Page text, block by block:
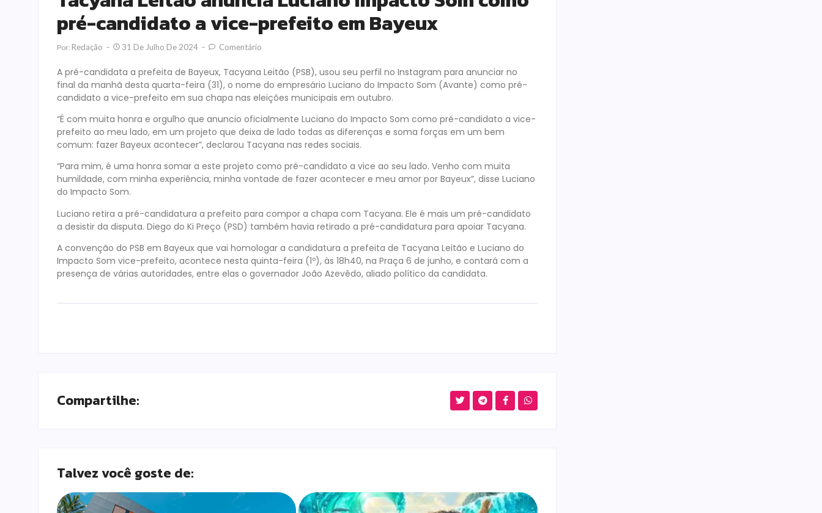
pré-candidato a vice-prefeito em Bayeux
Por: Redação 31 De Julho De 2024 Comentário
A pré-candidata a prefeita de Bayeux, Tacyana Leitão (PSB), usou seu perfil no Instagram para anunciar no
final da manhã desta quarta-feira (31), o nome do empresário Luciano do Impacto Som (Avante) como pré-
candidato a vice-prefeito em sua chapa nas eleições municipais em outubro.
“É com muita honra e orgulho que anuncio oficialmente Luciano do Impacto Som como pré-candidato a vice-
prefeito ao meu lado, em um projeto que deixa de lado todas as diferenças e soma forças em um bem
comum: fazer Bayeux acontecer”, declarou Tacyana nas redes sociais.
“Para mim, é uma honra somar a este projeto como pré-candidato a vice ao seu lado. Venho com muita
humildade, com minha experiência, minha vontade de fazer acontecer e meu amor por Bayeux”, disse Luciano
do Impacto Som.
Luciano retira a pré-candidatura a prefeito para compor a chapa com Tacyana. Ele é mais um pré-candidato
a desistir da disputa. Diego do Ki Preço (PSD) também havia retirado a pré-candidatura para apoiar Tacyana.
A convenção do PSB em Bayeux que vai homologar a candidatura a prefeita de Tacyana Leitão e Luciano do
Impacto Som vice-prefeito, acontece nesta quinta-feira (1º), às 18h40, na Praça 6 de junho, e contará com a
presença de várias autoridades, entre elas o governador João Azevêdo, aliado político da candidata.
Compartilhe:
Talvez você goste de: